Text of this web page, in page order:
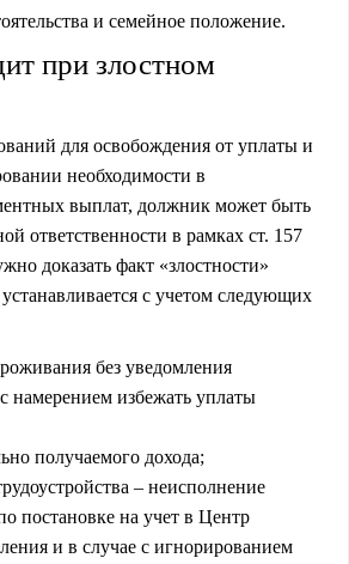
и семейное положение.
при злостном
для освобождения от уплаты и
необходимости в
выплат, должник может быть
ответственности в рамках ст. 157
доказать факт «злостности»
с учетом следующих
без уведомления
намерением избежать уплаты
получаемого дохода;
– неисполнение
постановке на учет в Центр
и в случае с игнорированием